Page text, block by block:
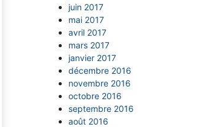
juin 2017
mai 2017
avril 2017
mars 2017
janvier 2017
décembre 2016
novembre 2016
octobre 2016
septembre 2016
août 2016